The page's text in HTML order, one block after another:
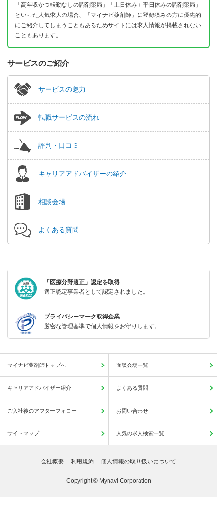
「高年収かつ転勤なしの調剤薬局」「土日休み＋平日休みの調剤薬局」
といった人気求人の場合、「マイナビ薬剤師」に登録済みの方に優先的
にご紹介してしまうこともあるためサイトには求人情報が掲載されない
こともあります。
サービスのご紹介
サービスの魅力
転職サービスの流れ
評判・口コミ
キャリアアドバイザーの紹介
相談会場
よくある質問
「医療分野適正」認定を取得
適正認定事業者として認定されました。
プライバシーマーク取得企業
厳密な管理基準で個人情報をお守りします。
マイナビ薬剤師トップへ 面談会場一覧
キャリアアドバイザー紹介 よくある質問
ご入社後のアフターフォロー お問い合わせ
サイトマップ 人気の求人検索一覧
会社概要 利用規約 個人情報の取り扱いについて
Copyright © Mynavi Corporation